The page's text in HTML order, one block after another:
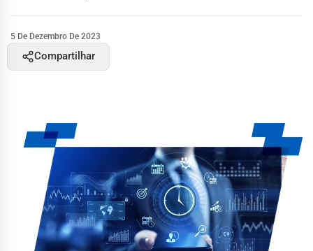
5 De Dezembro De 2023
Compartilhar